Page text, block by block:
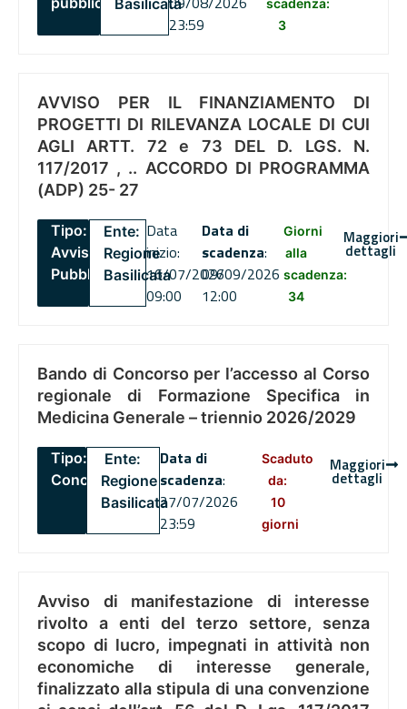
Basilicata
23:59
scadenza:
3
AVVISO PER IL FINANZIAMENTO DI
PROGETTI DI RILEVANZA LOCALE DI CUI
AGLI ARTT. 72 e 73 DEL D. LGS. N.
117/2017 , .. ACCORDO DI PROGRAMMA
(ADP) 25- 27
Tipo:
Avviso
Pubblico
Ente:
Regione
Basilicata
Data
inizio:
16/07/2026
09:00
Data di
scadenza:
09/09/2026
12:00
Giorni
alla
scadenza:
34
Maggiori
dettagli
Bando di Concorso per l’accesso al Corso
regionale di Formazione Specifica in
Medicina Generale – triennio 2026/2029
Tipo:
Concorsi
Ente:
Regione
Basilicata
Data di
scadenza:
27/07/2026
23:59
Scaduto
da:
10
giorni
Maggiori
dettagli
Avviso di manifestazione di interesse
rivolto a enti del terzo settore, senza
scopo di lucro, impegnati in attività non
economiche di interesse generale,
finalizzato alla stipula di una convenzione